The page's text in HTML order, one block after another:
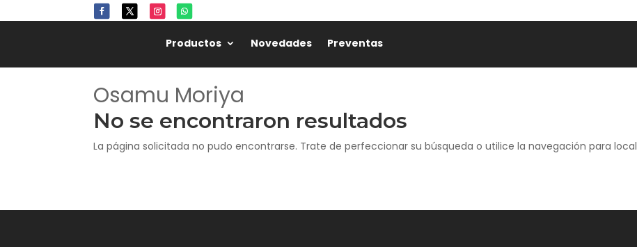
Productos Novedades Preventas
Osamu Moriya
No se encontraron resultados
La página solicitada no pudo encontrarse. Trate de perfeccionar su búsqueda o utilice la navegación para